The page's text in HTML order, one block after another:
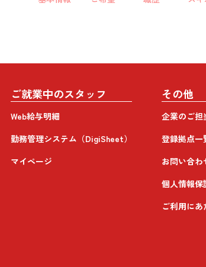
ご就業中のスタッフ
Web給与明細
勤務管理システム（DigiSheet）
マイページ
その他
企業のご担
登録拠点一
お問い合わ
個人情報保
ご利用にあ